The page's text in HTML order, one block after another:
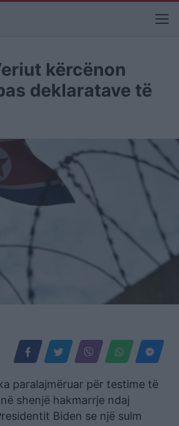
kërcënon
deklaratave të
paralajmëruar për testime të
shenjë hakmarrje ndaj
Biden se një sulm